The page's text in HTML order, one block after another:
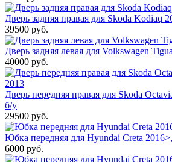
Дверь задняя правая для Skoda Kodiaq
39500 руб.
Дверь задняя левая для Volkswagen
40000 руб.
Дверь передняя правая для Skoda
б/у
29500 руб.
Юбка передняя для Hyundai Creta
6000 руб.